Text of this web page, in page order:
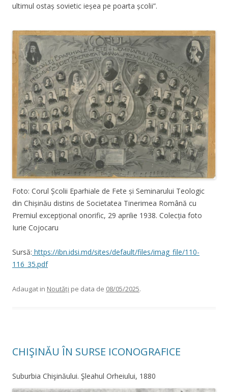
ultimul ostaș sovietic ieșea pe poarta școlii”.
Foto: Corul Școlii Eparhiale de Fete și Seminarului Teologic
din Chișinău distins de Societatea Tinerimea Română cu
Premiul excepțional onorific, 29 aprilie 1938. Colecția foto
Iurie Cojocaru
Sursă: https://ibn.idsi.md/sites/default/files/imag_file/110-
116_35.pdf
Adaugat in Noutăți pe data de 08/05/2025.
CHIŞINĂU ÎN SURSE ICONOGRAFICE
Suburbia Chişinăului. Şleahul Orheiului, 1880